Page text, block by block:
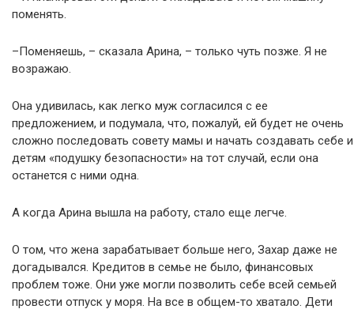
поменять.
–Поменяешь, – сказала Арина, – только чуть позже. Я не
возражаю.
Она удивилась, как легко муж согласился с ее
предложением, и подумала, что, пожалуй, ей будет не очень
сложно последовать совету мамы и начать создавать себе и
детям «подушку безопасности» на тот случай, если она
останется с ними одна.
А когда Арина вышла на работу, стало еще легче.
О том, что жена зарабатывает больше него, Захар даже не
догадывался. Кредитов в семье не было, финансовых
проблем тоже. Они уже могли позволить себе всей семьей
провести отпуск у моря. На все в общем-то хватало. Дети